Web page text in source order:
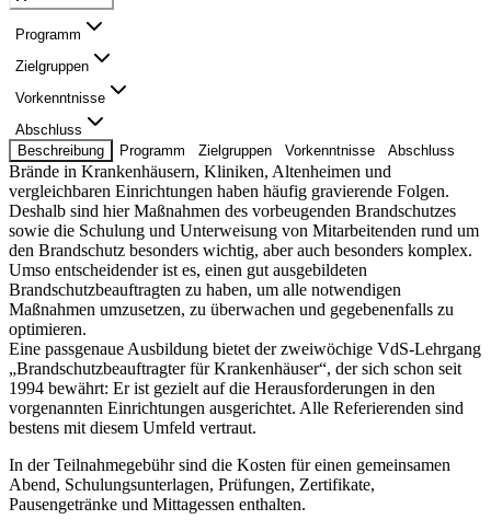
Programm
Zielgruppen
Vorkenntnisse
Abschluss
Beschreibung
Programm Zielgruppen Vorkenntnisse Abschluss
Brände in Krankenhäusern, Kliniken, Altenheimen und
vergleichbaren Einrichtungen haben häufig gravierende Folgen.
Deshalb sind hier Maßnahmen des vorbeugenden Brandschutzes
sowie die Schulung und Unterweisung von Mitarbeitenden rund um
den Brandschutz besonders wichtig, aber auch besonders komplex.
Umso entscheidender ist es, einen gut ausgebildeten
Brandschutzbeauftragten zu haben, um alle notwendigen
Maßnahmen umzusetzen, zu überwachen und gegebenenfalls zu
optimieren.
Eine passgenaue Ausbildung bietet der zweiwöchige VdS-Lehrgang
„Brandschutzbeauftragter für Krankenhäuser“, der sich schon seit
1994 bewährt: Er ist gezielt auf die Herausforderungen in den
vorgenannten Einrichtungen ausgerichtet. Alle Referierenden sind
bestens mit diesem Umfeld vertraut.
In der Teilnahmegebühr sind die Kosten für einen gemeinsamen
Abend, Schulungsunterlagen, Prüfungen, Zertifikate,
Pausengetränke und Mittagessen enthalten.